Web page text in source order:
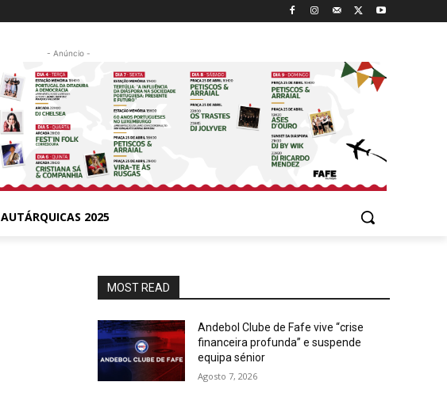
- Anúncio -
AUTÁRQUICAS 2025
MOST READ
Andebol Clube de Fafe vive “crise
financeira profunda” e suspende
equipa sénior
Agosto 7, 2026